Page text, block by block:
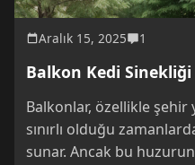
Aralık 15, 2025 1
Balkon Kedi
Balkonlar, özellikle şehir
sınırlı olduğu
sunar. Ancak bu